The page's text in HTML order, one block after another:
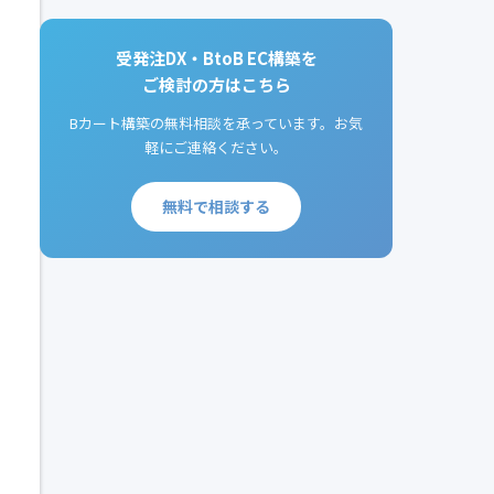
受発注DX・BtoB EC構築を
ご検討の方はこちら
Bカート構築の無料相談を承っています。お気
軽にご連絡ください。
無料で相談する